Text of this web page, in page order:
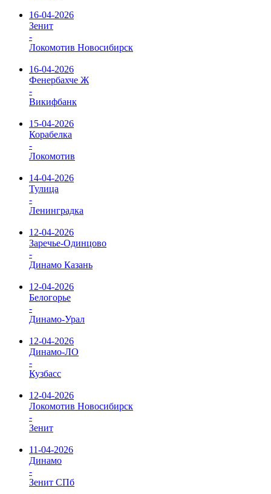
16-04-2026
Зенит
-
Локомотив Новосибирск
16-04-2026
Фенербахче Ж
-
Викифбанк
15-04-2026
Корабелка
-
Локомотив
14-04-2026
Тулица
-
Ленинградка
12-04-2026
Заречье-Одинцово
-
Динамо Казань
12-04-2026
Белогорье
-
Динамо-Урал
12-04-2026
Динамо-ЛО
-
Кузбасс
12-04-2026
Локомотив Новосибирск
-
Зенит
11-04-2026
Динамо
-
Зенит СПб